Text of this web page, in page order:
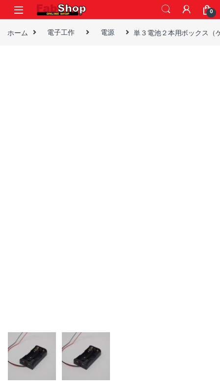
Skip to navigation
Skip to content
0
ホーム 電子工作 電源 単３電池２本用ボックス（